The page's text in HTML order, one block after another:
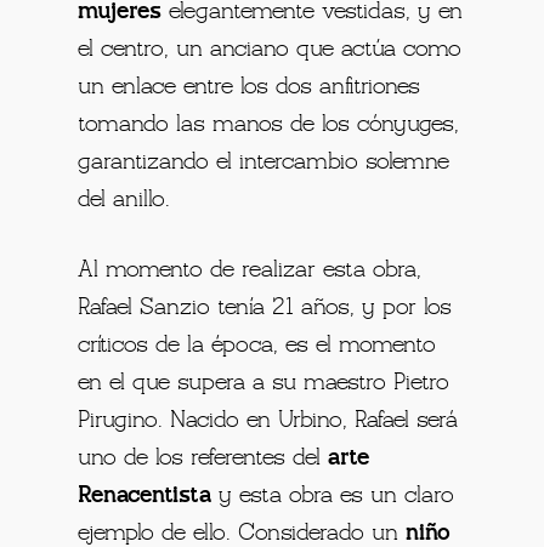
mujeres elegantemente vestidas, y en
el centro, un anciano que actúa como
un enlace entre los dos anfitriones
tomando las manos de los cónyuges,
garantizando el intercambio solemne
del anillo.
Al momento de realizar esta obra,
Rafael Sanzio tenía 21 años, y por los
críticos de la época, es el momento
en el que supera a su maestro Pietro
Pirugino. Nacido en Urbino, Rafael será
uno de los referentes del arte
Renacentista y esta obra es un claro
ejemplo de ello. Considerado un niño